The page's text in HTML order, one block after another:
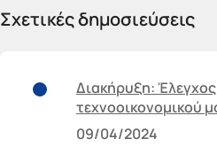
Σχετικές δημοσιεύσεις
Διακήρυξη:
τεχνοοικονομικού
09/04/2024